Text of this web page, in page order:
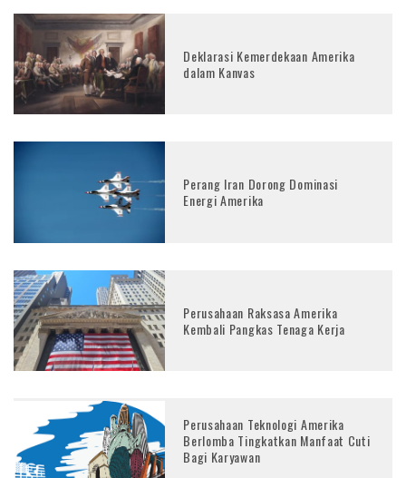
Deklarasi Kemerdekaan Amerika
dalam Kanvas
Perang Iran Dorong Dominasi
Energi Amerika
Perusahaan Raksasa Amerika
Kembali Pangkas Tenaga Kerja
Perusahaan Teknologi Amerika
Berlomba Tingkatkan Manfaat Cuti
Bagi Karyawan